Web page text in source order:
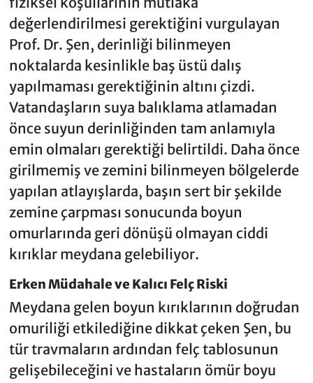
değerlendirilmesi gerektiğini vurgulayan
Prof. Dr. Şen, derinliği bilinmeyen
noktalarda kesinlikle baş üstü dalış
yapılmaması gerektiğinin altını çizdi.
Vatandaşların suya balıklama atlamadan
önce suyun derinliğinden tam anlamıyla
emin olmaları gerektiği belirtildi. Daha önce
girilmemiş ve zemini bilinmeyen bölgelerde
yapılan atlayışlarda, başın sert bir şekilde
zemine çarpması sonucunda boyun
omurlarında geri dönüşü olmayan ciddi
kırıklar meydana gelebiliyor.
Erken Müdahale ve Kalıcı Felç Riski
Meydana gelen boyun kırıklarının doğrudan
omuriliği etkilediğine dikkat çeken Şen, bu
tür travmaların ardından felç tablosunun
gelişebileceğini ve hastaların ömür boyu